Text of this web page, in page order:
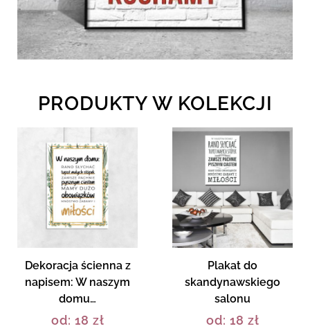
PRODUKTY W KOLEKCJI
Dekoracja ścienna z
napisem: W naszym
domu…
od: 18 zł
Plakat do
skandynawskiego
salonu
od: 18 zł